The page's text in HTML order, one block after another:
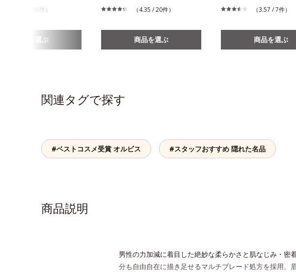
（4.4 / 86件）
商品を選ぶ
（4.35 / 20件）
商品を選ぶ
（3.57 / 7件）
商品を選ぶ
関連タグで探す
#ベストコスメ受賞 オルビス #スタッフおすすめ 隠れた名品
商品説明
男性の力加減に着目した絶妙な柔らかさと肌なじみ・
分も自由自在に描き足せるマルチブレード処方を採用。